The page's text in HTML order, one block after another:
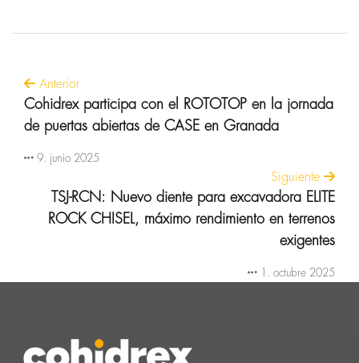
Anterior
Cohidrex participa con el ROTOTOP en la jornada
de puertas abiertas de CASE en Granada
9. junio 2025
Siguiente
TSJ-RCN: Nuevo diente para excavadora ELITE
ROCK CHISEL, máximo rendimiento en terrenos
exigentes
1. octubre 2025